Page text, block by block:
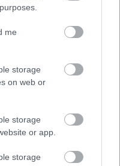
me
storage
on web or
storage
or app.
storage